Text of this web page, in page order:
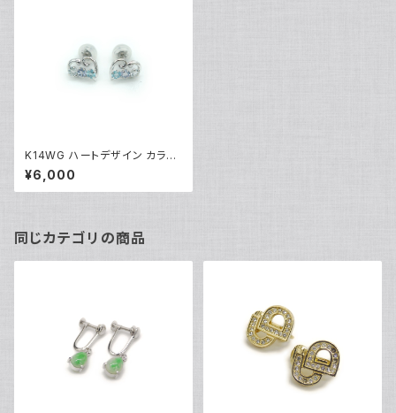
K14WG ハートデザイン カラー
ストーン ピアス 14金 ホワイト
ゴールド スタッドピアス Y0336
9
¥6,000
同じカテゴリの商品